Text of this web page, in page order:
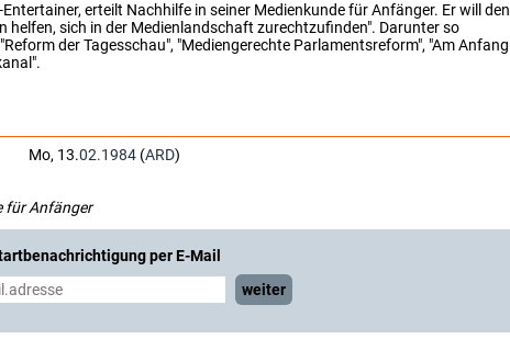
erteilt Nachhilfe in seiner Medienkunde für Anfänger. Er will den
helfen, sich in der Medienlandschaft zurechtzufinden". Darunter so
der Tagesschau", "Mediengerechte Parlamentsreform", "Am Anfang
Mo, 13.02.1984 (ARD)
für Anfänger
per E-Mail
weiter